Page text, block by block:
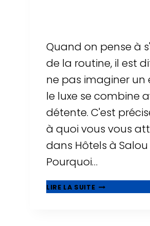
Quand on pense à
de la routine, il est
ne pas imaginer un
le luxe se combine
détente. C'est
à quoi vous vous
dans Hôtels à
Pourquoi…
LIRE LA SUITEUNE
AVENTURE